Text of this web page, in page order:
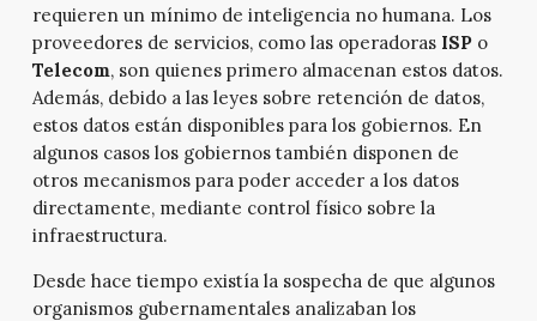
requieren un mínimo de inteligencia no humana. Los
proveedores de servicios, como las operadoras ISP o
Telecom, son quienes primero almacenan estos datos.
Además, debido a las leyes sobre retención de datos,
estos datos están disponibles para los gobiernos. En
algunos casos los gobiernos también disponen de
otros mecanismos para poder acceder a los datos
directamente, mediante control físico sobre la
infraestructura.
Desde hace tiempo existía la sospecha de que algunos
organismos gubernamentales analizaban los